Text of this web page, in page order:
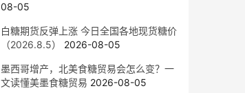
08-05
白糖期货反弹上涨 今日全国各地现货糖价
（2026.8.5）
2026-08-05
墨西哥增产，北美食糖贸易会怎么变？一
文读懂美墨食糖贸易 2026-08-05